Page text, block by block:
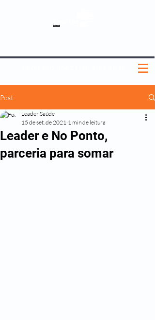
Post
Leader e No Ponto,
parceria para somar
Leader Saúde
15 de set. de 2021 1 min de leitura